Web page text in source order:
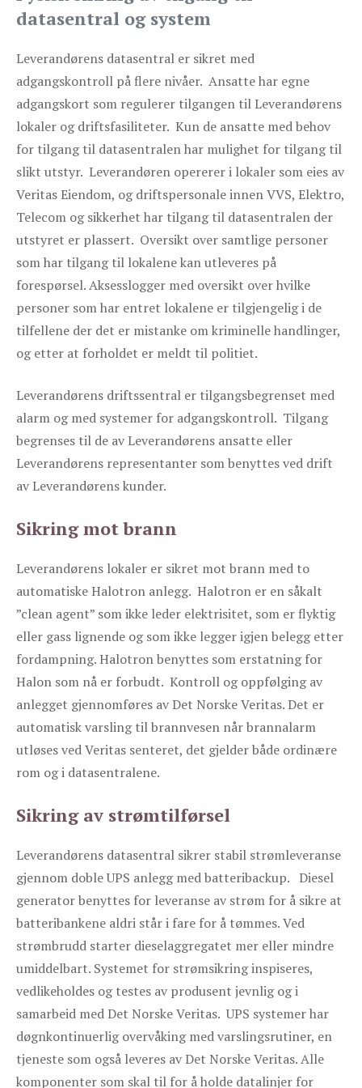
datasentral og system
Leverandørens datasentral er sikret med
adgangskontroll på flere nivåer. Ansatte har egne
adgangskort som regulerer tilgangen til Leverandørens
lokaler og driftsfasiliteter. Kun de ansatte med behov
for tilgang til datasentralen har mulighet for tilgang til
slikt utstyr. Leverandøren opererer i lokaler som eies av
Veritas Eiendom, og driftspersonale innen VVS, Elektro,
Telecom og sikkerhet har tilgang til datasentralen der
utstyret er plassert. Oversikt over samtlige personer
som har tilgang til lokalene kan utleveres på
forespørsel. Aksesslogger med oversikt over hvilke
personer som har entret lokalene er tilgjengelig i de
tilfellene der det er mistanke om kriminelle handlinger,
og etter at forholdet er meldt til politiet.
Leverandørens driftssentral er tilgangsbegrenset med
alarm og med systemer for adgangskontroll. Tilgang
begrenses til de av Leverandørens ansatte eller
Leverandørens representanter som benyttes ved drift
av Leverandørens kunder.
Sikring mot brann
Leverandørens lokaler er sikret mot brann med to
automatiske Halotron anlegg. Halotron er en såkalt
”clean agent” som ikke leder elektrisitet, som er flyktig
eller gass lignende og som ikke legger igjen belegg etter
fordampning. Halotron benyttes som erstatning for
Halon som nå er forbudt. Kontroll og oppfølging av
anlegget gjennomføres av Det Norske Veritas. Det er
automatisk varsling til brannvesen når brannalarm
utløses ved Veritas senteret, det gjelder både ordinære
rom og i datasentralene.
Sikring av strømtilførsel
Leverandørens datasentral sikrer stabil strømleveranse
gjennom doble UPS anlegg med batteribackup. Diesel
generator benyttes for leveranse av strøm for å sikre at
batteribankene aldri står i fare for å tømmes. Ved
strømbrudd starter dieselaggregatet mer eller mindre
umiddelbart. Systemet for strømsikring inspiseres,
vedlikeholdes og testes av produsent jevnlig og i
samarbeid med Det Norske Veritas. UPS systemer har
døgnkontinuerlig overvåking med varslingsrutiner, en
tjeneste som også leveres av Det Norske Veritas. Alle
komponenter som skal til for å holde datalinjer for